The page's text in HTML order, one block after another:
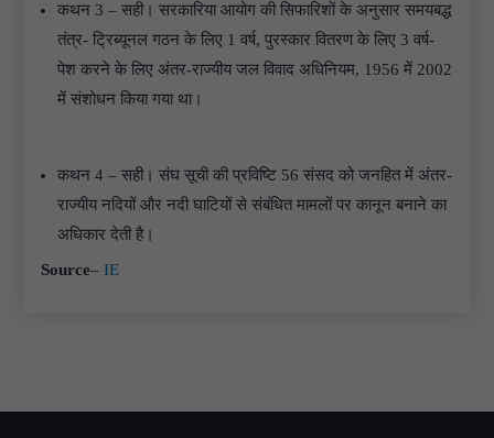
कथन 3 – सही। सरकारिया आयोग की सिफारिशों के अनुसार समयबद्ध
तंत्र- ट्रिब्यूनल गठन के लिए 1 वर्ष, पुरस्कार वितरण के लिए 3 वर्ष-
पेश करने के लिए अंतर-राज्यीय जल विवाद अधिनियम, 1956 में 2002
में संशोधन किया गया था।
कथन 4 – सही। संघ सूची की प्रविष्टि 56 संसद को जनहित में अंतर-
राज्यीय नदियों और नदी घाटियों से संबंधित मामलों पर कानून बनाने का
अधिकार देती है।
Source– IE